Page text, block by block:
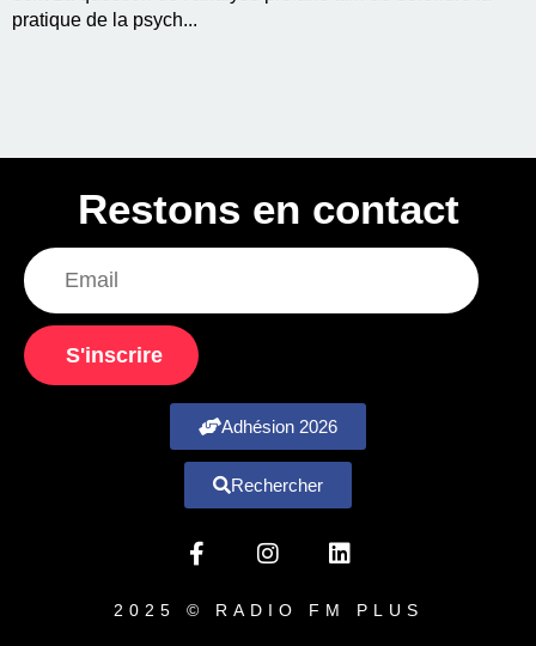
pratique de la psych...
Restons en contact
S'inscrire
Adhésion 2026
Rechercher
2025 © RADIO FM PLUS